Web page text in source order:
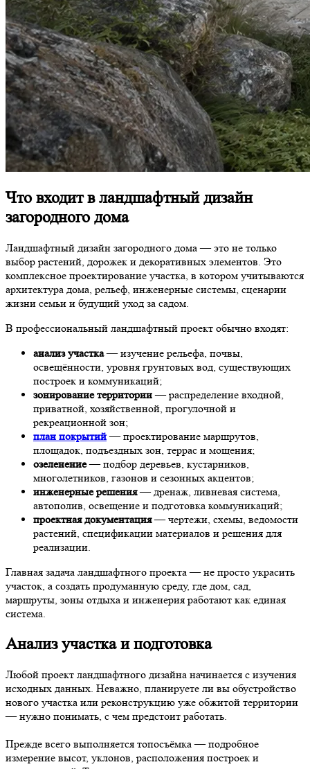
Что входит в ландшафтный дизайн
загородного дома
Ландшафтный дизайн загородного дома — это не только
выбор растений, дорожек и декоративных элементов. Это
комплексное проектирование участка, в котором учитываются
архитектура дома, рельеф, инженерные системы, сценарии
жизни семьи и будущий уход за садом.
В профессиональный ландшафтный проект обычно входят:
анализ участка— изучение рельефа, почвы,
освещённости, уровня грунтовых вод, существующих
построек и коммуникаций;
зонирование территории— распределение входной,
приватной, хозяйственной, прогулочной и
рекреационной зон;
план покрытий— проектирование маршрутов,
площадок, подъездных зон, террас и мощения;
озеленение— подбор деревьев, кустарников,
многолетников, газонов и сезонных акцентов;
инженерные решения— дренаж, ливневая система,
автополив, освещение и подготовка коммуникаций;
проектная документация— чертежи, схемы, ведомости
растений, спецификации материалов и решения для
реализации.
Главная задача ландшафтного проекта — не просто украсить
участок, а создать продуманную среду, где дом, сад,
маршруты, зоны отдыха и инженерия работают как единая
система.
Анализ участка и подготовка
Любой проект ландшафтного дизайна начинается с изучения
исходных данных. Неважно, планируете ли вы обустройство
нового участка или реконструкцию уже обжитой территории
— нужно понимать, с чем предстоит работать.
Прежде всего выполняется топосъёмка — подробное
измерение высот, уклонов, расположения построек и